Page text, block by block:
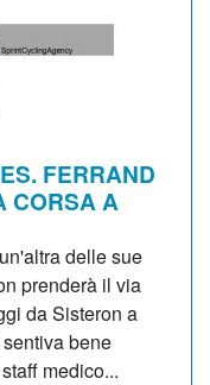
FERRAND
CORSA A
delle sue
prenderà il via
da Sisteron a
bene
medico...